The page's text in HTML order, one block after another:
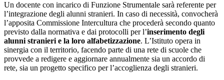
Un docente con incarico di Funzione Strumentale sarà referente per
l’integrazione degli alunni stranieri. In caso di necessità, convocherà
l’apposita Commissione Intercultura che procederà secondo quanto
previsto dalla normativa e dai protocolli per l’inserimento degli
alunni stranieri e la loro alfabetizzazione. L’Istituto opera in
sinergia con il territorio, facendo parte di una rete di scuole che
provvede a redigere e aggiornare annualmente sia un accordo di
rete, sia un progetto specifico per l’accoglienza degli stranieri.